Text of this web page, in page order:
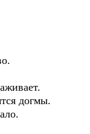
догмы.